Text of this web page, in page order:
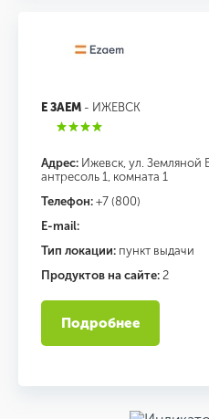
Е ЗАЕМ - ИЖЕВСК
Адрес: Ижевск, ул. Земляной
антресоль 1, комната 1
Телефон: +7 (800)
E-mail:
Тип локации: пункт выдачи
Продуктов на сайте: 2
Подробнее